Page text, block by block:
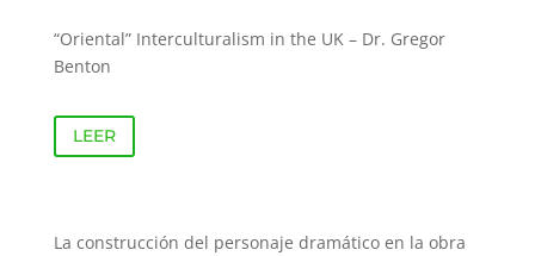
“Oriental” Interculturalism in the UK – Dr. Gregor
Benton
LEER
La construcción del personaje dramático en la obra